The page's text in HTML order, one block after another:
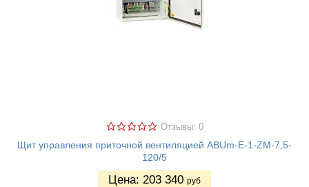
Отзывы: 0
Щит управления приточной вентиляцией ABUm-E-1-ZM-7,5-
120/5
Цена: 203 340 руб